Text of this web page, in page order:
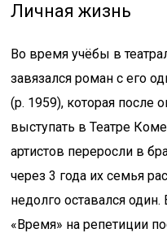
Личная жизнь
Во время учёбы в
завязался роман с его
(р. 1959), которая после
выступать в Театре
артистов переросли в
через 3 года их семья
недолго оставался
«Время» на репетиции